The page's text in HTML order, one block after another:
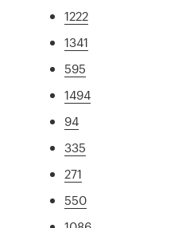
1222
1341
595
1494
94
335
271
550